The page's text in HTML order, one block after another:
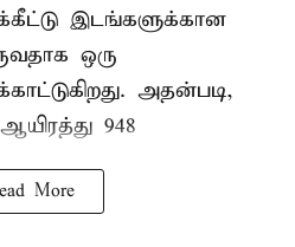
இடங்களுக்கான
ஒரு
அதன்படி,
948
More